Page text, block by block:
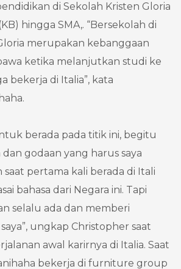
di Sekolah Kristen Gloria
hingga SMA,. “Bersekolah di
merupakan kebanggaan
ketika melanjutkan studi ke
bekerja di Italia”, kata
berada pada titik ini, begitu
godaan yang harus saya
saat pertama kali berada di Itali
bahasa dari Negara ini. Tapi
selalu ada dan memberi
ungkap Christopher saat
awal karirnya di Italia. Saat
bekerja di furniture group